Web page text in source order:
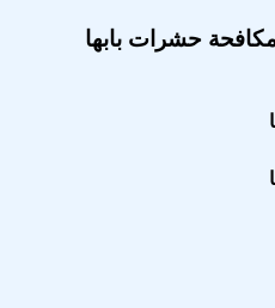
حشرات بابها